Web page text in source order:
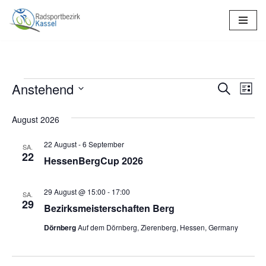
Zum
Suche
Liste
Anstehend
wählen.
August 2026
SA.
22 HessenBergCup 2026
22 August-6 September
SA.
29 Bezirksmeisterschaften Berg
29 August @ 15:00 - 17:00
DörnbergAuf dem Dörnberg, Zierenberg, Hessen, Germany